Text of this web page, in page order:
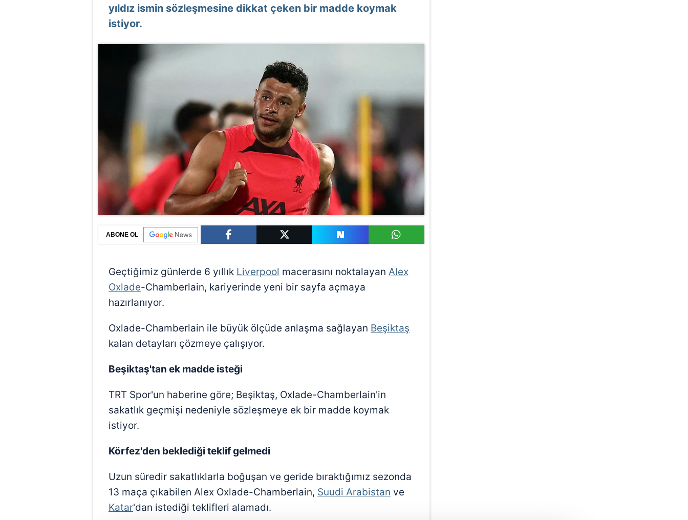
yıldız ismin sözleşmesine dikkat çeken bir madde koymak
istiyor.
ABONE OL
Geçtiğimiz günlerde 6 yıllık Liverpool macerasını noktalayan Alex
Oxlade-Chamberlain, kariyerinde yeni bir sayfa açmaya
hazırlanıyor.
Oxlade-Chamberlain ile büyük ölçüde anlaşma sağlayan Beşiktaş
kalan detayları çözmeye çalışıyor.
Beşiktaş'tan ek madde isteği
TRT Spor'un haberine göre; Beşiktaş, Oxlade-Chamberlain'in
sakatlık geçmişi nedeniyle sözleşmeye ek bir madde koymak
istiyor.
Körfez'den beklediği teklif gelmedi
Uzun süredir sakatlıklarla boğuşan ve geride bıraktığımız sezonda
13 maça çıkabilen Alex Oxlade-Chamberlain, Suudi Arabistan ve
Katar'dan istediği teklifleri alamadı.